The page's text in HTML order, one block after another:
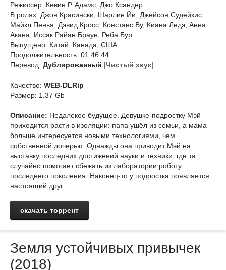
Режиссер: Кевин Р. Адамс, Джо Ксандер
В ролях: Джон Красински, Шарлин Йи, Джейсон Судейкис,
Майкл Пенья, Дэвид Кросс, Констанс Ву, Киана Ледэ, Анна
Акана, Иссак Райан Браун, Реба Бур
Выпущено: Китай, Канада, США
Продолжительность: 01:46:44
Перевод: Дублированный |Чистый звук|
Качество: WEB-DLRip
Размер: 1.37 Gb
Описание: Недалекое будущее. Девушке-подростку Мэй
приходится расти в изоляции: папа ушёл из семьи, а мама
больше интересуется новыми технологиями, чем
собственной дочерью. Однажды она приводит Мэй на
выставку последних достижений науки и техники, где та
случайно помогает сбежать из лаборатории роботу
последнего поколения. Наконец-то у подростка появляется
настоящий друг.
скачать торрент
Земля устойчивых привычек
(2018)